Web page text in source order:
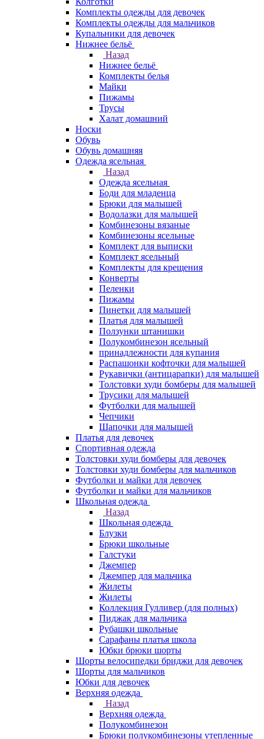
Комплекты одежды для девочек
Комплекты одежды для мальчиков
Купальники для девочек
Нижнее бельё
Назад
Нижнее бельё
Комплекты белья
Майки
Пижамы
Трусы
Халат домашний
Носки
Обувь
Обувь домашняя
Одежда ясельная
Назад
Одежда ясельная
Боди для младенца
Брюки для малышей
Водолазки для малышей
Комбинезоны вязаные
Комбинезоны ясельные
Комплект для выписки
Комплект ясельный
Комплекты для крещения
Конверты
Пеленки
Пижамы
Пинетки для малышей
Платья для малышей
Ползунки штанишки
Полукомбинезон ясельный
принадлежности для купания
Распашонки кофточки для малышей
Рукавички (антицарапки) для малышей
Толстовки худи бомберы для малышей
Трусики для малышей
Футболки для малышей
Чепчики
Шапочки для малышей
Платья для девочек
Спортивная одежда
Толстовки худи бомберы для девочек
Толстовки худи бомберы для мальчиков
Футболки и майки для девочек
Футболки и майки для мальчиков
Школьная одежда
Назад
Школьная одежда
Блузки
Брюки школьные
Галстуки
Джемпер
Джемпер для мальчика
Жилеты
Жилеты
Коллекция Гулливер (для полных)
Пиджак для мальчика
Рубашки школьные
Сарафаны платья школа
Юбки брюки шорты
Шорты велосипедки бриджи для девочек
Шорты для мальчиков
Юбки для девочек
Верхняя одежда
Назад
Верхняя одежда
Полукомбинезон
Брюки полукомбинезоны утепленные